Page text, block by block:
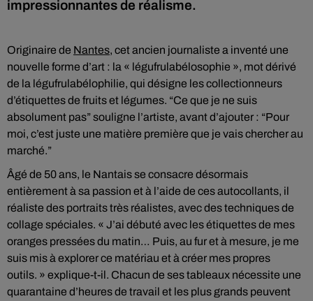
impressionnantes de réalisme.
Originaire de Nantes, cet ancien journaliste a inventé une
nouvelle forme d’art : la « légufrulabélosophie », mot dérivé
de la légufrulabélophilie, qui désigne les collectionneurs
d’étiquettes de fruits et légumes. “Ce que je ne suis
absolument pas” souligne l’artiste, avant d’ajouter : “Pour
moi, c’est juste une matière première que je vais chercher au
marché.”
Âgé de 50 ans, le Nantais se consacre désormais
entièrement à sa passion et à l’aide de ces autocollants, il
réaliste des portraits très réalistes, avec des techniques de
collage spéciales. « J’ai débuté avec les étiquettes de mes
oranges pressées du matin… Puis, au fur et à mesure, je me
suis mis à explorer ce matériau et à créer mes propres
outils. » explique-t-il. Chacun de ses tableaux nécessite une
quarantaine d’heures de travail et les plus grands peuvent